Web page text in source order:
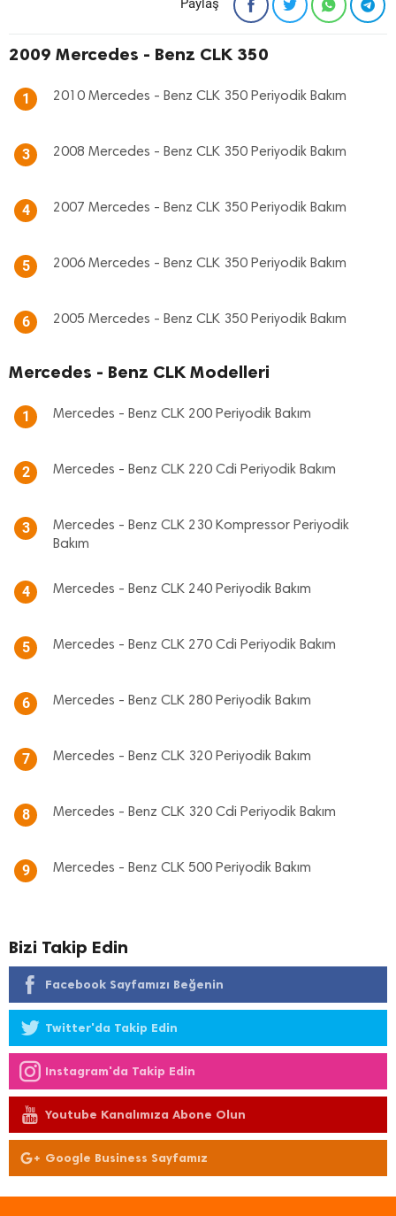
Paylaş
2009 Mercedes - Benz CLK 350
1 2010 Mercedes - Benz CLK 350 Periyodik Bakım
3 2008 Mercedes - Benz CLK 350 Periyodik Bakım
4 2007 Mercedes - Benz CLK 350 Periyodik Bakım
5 2006 Mercedes - Benz CLK 350 Periyodik Bakım
6 2005 Mercedes - Benz CLK 350 Periyodik Bakım
Mercedes - Benz CLK Modelleri
1 Mercedes - Benz CLK 200 Periyodik Bakım
2 Mercedes - Benz CLK 220 Cdi Periyodik Bakım
3
Mercedes - Benz CLK 230 Kompressor Periyodik
Bakım
4 Mercedes - Benz CLK 240 Periyodik Bakım
5 Mercedes - Benz CLK 270 Cdi Periyodik Bakım
6 Mercedes - Benz CLK 280 Periyodik Bakım
7 Mercedes - Benz CLK 320 Periyodik Bakım
8 Mercedes - Benz CLK 320 Cdi Periyodik Bakım
9 Mercedes - Benz CLK 500 Periyodik Bakım
Bizi Takip Edin
Facebook Sayfamızı Beğenin
Twitter'da Takip Edin
Instagram'da Takip Edin
Youtube Kanalımıza Abone Olun
Google Business Sayfamız